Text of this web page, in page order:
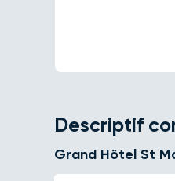
Descriptif
Grand Hôtel St